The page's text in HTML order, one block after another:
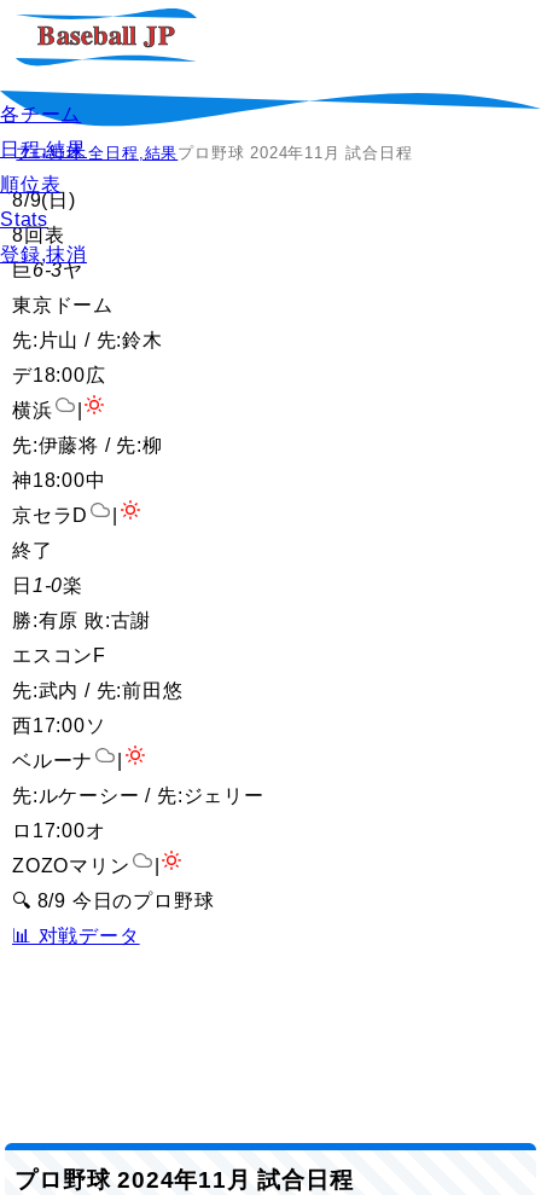
各チーム
日程,結果
順位表
Stats
登録,抹消
プロ野球 全日程,結果プロ野球 2024年11月 試合日程
8/9(日)
8回表
巨6-3ヤ
東京ドーム
先:片山 / 先:鈴木
デ18:00広
横浜
先:伊藤将 / 先:柳
神18:00中
京セラD
終了
日 1-0楽
勝:有原 敗:古謝
エスコンF
先:武内 / 先:前田悠
西17:00ソ
ベルーナ
先:ルケーシー / 先:ジェリー
ロ 17:00オ
ZOZOマリン
🔍 8/9 今日のプロ野球
📊 对戦データ
プロ野球 2024年11月 試合日程